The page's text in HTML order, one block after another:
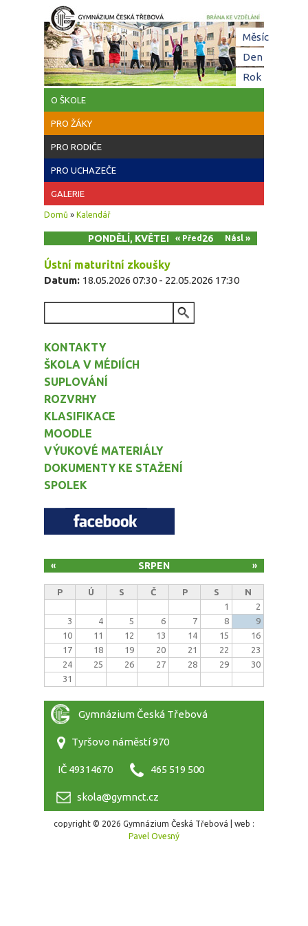
Přejít k hlavnímu obsahu
O ŠKOLE
PRO ŽÁKY
PRO RODIČE
PRO UCHAZEČE
GALERIE
Jste zde
Domů » Kalendář
PONDĚLÍ, KVĚTEN 18, 2026
« Před Násl »
Ústní maturitní zkoušky
Datum: 18.05.2026 07:30 - 22.05.2026 17:30
KONTAKTY
ŠKOLA V MÉDIÍCH
SUPLOVÁNÍ
ROZVRHY
KLASIFIKACE
MOODLE
VÝUKOVÉ MATERIÁLY
DOKUMENTY KE STAŽENÍ
SPOLEK
SRPEN
« »
P Ú S Č P S
N
1
2
3
4 5 6 7 8
9
10
11 12 13 14 15
16
17
18 19 20 21 22
23
24
25 26 27 28 29
30
31
Gymnázium Česká Třebová
Tyršovo náměstí 970
IČ 49314670 465 519 500
skola@gymnct.cz
copyright © 2026 Gymnázium Česká Třebová | web :
Pavel Ovesný
Měsíc
Den(aktivní
Rok